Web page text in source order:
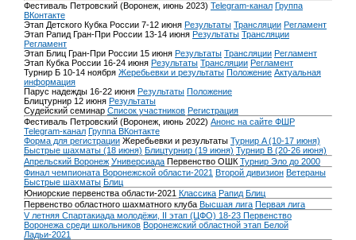
Фестиваль Петровский (Воронеж, июнь 2023) Telegram-канал Группа
ВКонтакте
Этап Детского Кубка России 7-12 июня Результаты Трансляции Регламент
Этап Рапид Гран-При России 13-14 июня Результаты Трансляции
Регламент
Этап Блиц Гран-При России 15 июня Результаты Трансляции Регламент
Этап Кубка России 16-24 июня Результаты Трансляции Регламент
Турнир Б 10-14 ноября Жеребьевки и результаты Положение Актуальная
информация
Парус надежды 16-22 июня Результаты Положение
Блицтурнир 12 июня Результаты
Судейский семинар Список участников Регистрация
Фестиваль Петровский (Воронеж, июнь 2022) Анонс на сайте ФШР
Telegram-канал Группа ВКонтакте
Форма для регистрации Жеребьевки и результаты Турнир A (10-17 июня)
Быстрые шахматы (18 июня) Блицтурнир (19 июня) Турнир B (20-26 июня)
Апрельский Воронеж Универсиада Первенство ОШК Турнир Эло до 2000
Финал чемпионата Воронежской области-2021 Второй дивизион Ветераны
Быстрые шахматы Блиц
Юниорские первенства области-2021 Классика Рапид Блиц
Первенство областного шахматного клуба Высшая лига Первая лига
V летняя Спартакиада молодёжи, II этап (ЦФО) 18-23 Первенство
Воронежа среди школьников Воронежский областной этап Белой
Ладьи-2021